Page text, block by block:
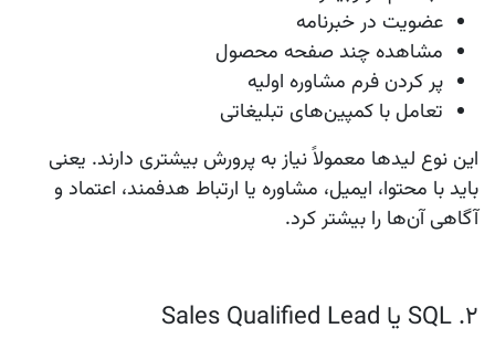
عضویت در خبرنامه
مشاهده چند صفحه محصول
پر کردن فرم مشاوره اولیه
تعامل با کمپین‌های تبلیغاتی
این نوع لیدها معمولاً نیاز به پرورش بیشتری دارند. یعنی
باید با محتوا، ایمیل، مشاوره یا ارتباط هدفمند، اعتماد و
آگاهی آن‌ها را بیشتر کرد.
۲. SQL یا Sales Qualified Lead